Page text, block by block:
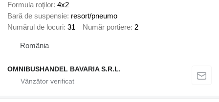
Formula roţilor 4x2
Bară de suspensie resort/pneumo
Numărul de locuri 31 Număr portiere 2
România
OMNIBUSHANDEL BAVARIA S.R.L.